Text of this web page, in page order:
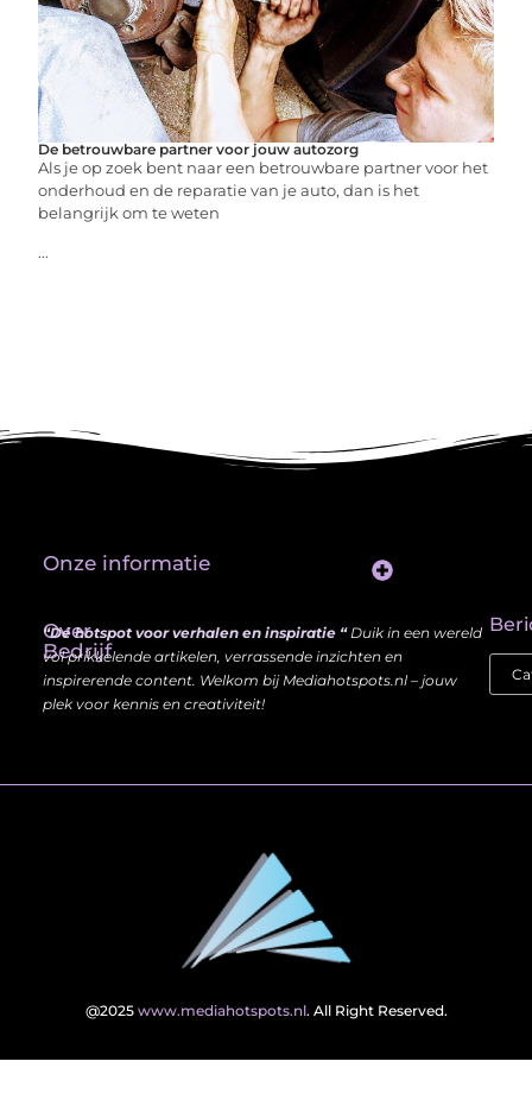
De betrouwbare partner voor jouw autozorg
Als je op zoek bent naar een betrouwbare partner voor het
onderhoud en de reparatie van je auto, dan is het
belangrijk om te weten
...
Over
Bedrijf
“Dé hotspot voor verhalen en inspiratie “Duik in een wereld
vol prikkelende artikelen, verrassende inzichten en
inspirerende content. Welkom bij Mediahotspots.nl – jouw
plek voor kennis en creativiteit!
Onze informatie
@2025 www.mediahotspots.nl. All Right Reserved.